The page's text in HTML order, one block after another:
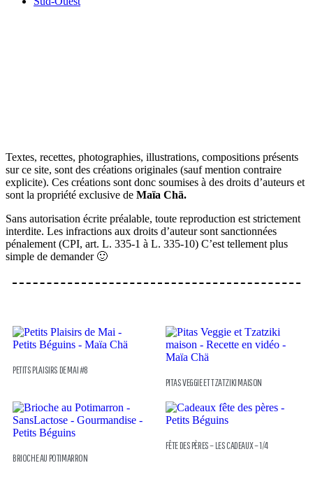
Textes, recettes, photographies, illustrations, compositions présents
sur ce site, sont des créations originales (sauf mention contraire
explicite). Ces créations sont donc soumises à des droits d’auteurs et
sont la propriété exclusive de Maïa Chä.
Sans autorisation écrite préalable, toute reproduction est strictement
interdite. Les infractions aux droits d’auteur sont sanctionnées
pénalement (CPI, art. L. 335-1 à L. 335-10) C’est tellement plus
simple de demander 🙂
PETITS PLAISIRS DE MAI #8
PITAS VEGGIE ET TZATZIKI MAISON
BRIOCHE AU POTIMARRON
FÊTE DES PÈRES – LES CADEAUX – 1/4